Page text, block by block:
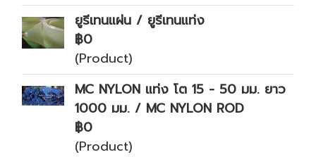
ยูรีเทนแผ่น / ยูรีเทนแท่ง
฿0
(Product)
MC NYLON แท่ง โต 15 - 50 มม. ยาว
1000 มม. / MC NYLON ROD
฿0
(Product)